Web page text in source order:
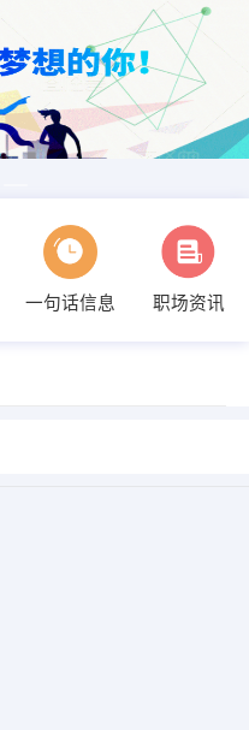
一句话信息 职场资讯